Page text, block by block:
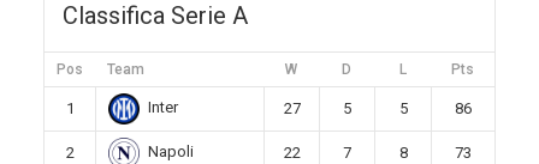
Classifica Serie A
Pos Team W D L Pts
1 Inter 27 5 5 86
2 Napoli 22 7 8 73